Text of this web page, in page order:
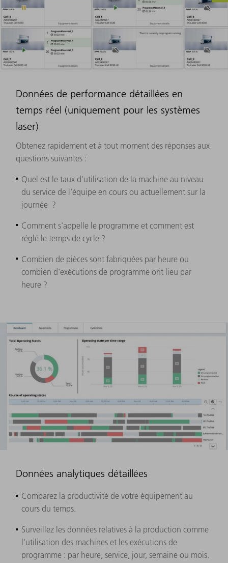
Données de performance détaillées en
temps réel (uniquement pour les systèmes
laser)
Obtenez rapidement et à tout moment des réponses aux
questions suivantes :
Quel est le taux d'utilisation de la machine au niveau
du service de l'équipe en cours ou actuellement sur la
journée ?
Comment s'appelle le programme et comment est
réglé le temps de cycle ?
Combien de pièces sont fabriquées par heure ou
combien d'exécutions de programme ont lieu par
heure ?
Données analytiques détaillées
Comparez la productivité de votre équipement au
cours du temps.
Surveillez les données relatives à la production comme
l'utilisation des machines et les exécutions de
programme : par heure, service, jour, semaine ou mois.